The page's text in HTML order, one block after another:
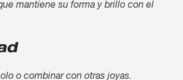
mantiene su forma y brillo con el
o combinar con otras joyas.